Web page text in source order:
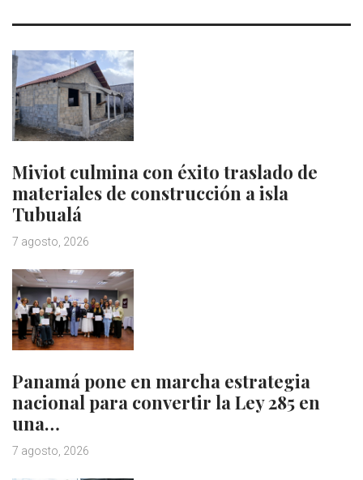
Miviot culmina con éxito traslado de
materiales de construcción a isla
Tubualá
7 agosto, 2026
Panamá pone en marcha estrategia
nacional para convertir la Ley 285 en
una…
7 agosto, 2026